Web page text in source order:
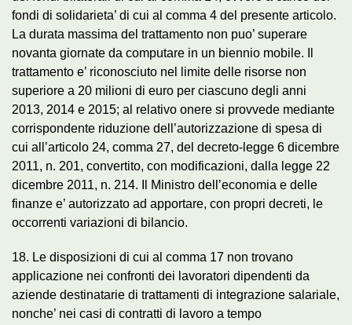
fondi di solidarieta’ di cui al comma 4 del presente articolo.
La durata massima del trattamento non puo’ superare
novanta giornate da computare in un biennio mobile. Il
trattamento e’ riconosciuto nel limite delle risorse non
superiore a 20 milioni di euro per ciascuno degli anni
2013, 2014 e 2015; al relativo onere si provvede mediante
corrispondente riduzione dell’autorizzazione di spesa di
cui all’articolo 24, comma 27, del decreto-legge 6 dicembre
2011, n. 201, convertito, con modificazioni, dalla legge 22
dicembre 2011, n. 214. Il Ministro dell’economia e delle
finanze e’ autorizzato ad apportare, con propri decreti, le
occorrenti variazioni di bilancio.
18. Le disposizioni di cui al comma 17 non trovano
applicazione nei confronti dei lavoratori dipendenti da
aziende destinatarie di trattamenti di integrazione salariale,
nonche’ nei casi di contratti di lavoro a tempo